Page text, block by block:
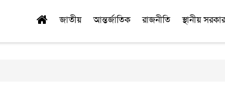
জাতীয় আন্তর্জাতিক রাজনীতি স্থানীয় সরকার